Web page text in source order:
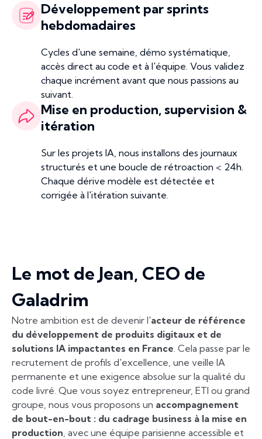
Développement par sprints
hebdomadaires
Cycles d'une semaine, démo systématique,
accès direct au code et à l'équipe. Vous validez
chaque incrément avant que nous passions au
suivant.
Mise en production, supervision &
itération
Sur les projets IA, nous installons des journaux
structurés et une boucle de rétroaction < 24h.
Chaque dérive modèle est détectée et
corrigée à l'itération suivante.
Le mot de Jean, CEO de
Galadrim
Notre ambition est de devenir l'acteur de référence
du développement de produits digitaux et de
solutions IA impactantes en France. Cela passe par le
recrutement de profils d'excellence, une veille IA
permanente et une exigence absolue sur la qualité du
code livré. Que vous soyez entrepreneur, ETI ou grand
groupe, nous vous proposons un accompagnement
de bout-en-bout : du cadrage business à la mise en
production, avec une équipe parisienne accessible et